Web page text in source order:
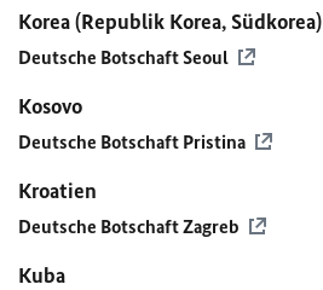
Korea (Republik Korea, Südkorea)
Deutsche Botschaft Seoul
Kosovo
Deutsche Botschaft Pristina
Kroatien
Deutsche Botschaft Zagreb
Kuba